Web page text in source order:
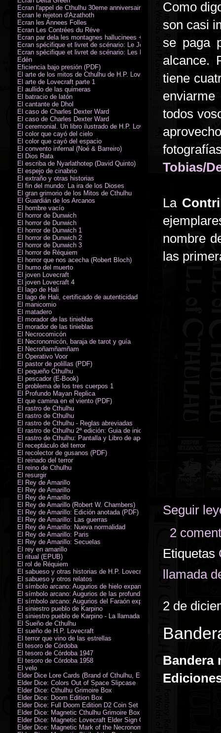
Como
son casi
se paga
alcance.
tiene
todos
Tobias/
La
nombre
las
Seguir
2
Etiquetas
llamada
2 de
Bandera
Ecran l'appel de Cthulhu 30eme anniversaire
Ecran le rejeton d'Azathoth
Ecran les Annees Folles
Ecran Les Contrées du Réve
Ecran par dela les montagnes hallucinees + kit d'expedition
Ecran spécifique et livret de scénario: Le Jour de la Bête
Ecran spécifique et livret de scénario: Les Masques de Nyarlathotep
Edén
Eficiencia bajo presión (PDF)
El arte de los mitos de Cthulhu de H.P. Lovecraft
El arte de Lovecraft parte 1
El aullido de las quimeras
El batracio de latón
El cantante de Dhol
El caso de Charles Dexter Ward
El caso de Charles Dexter Ward
El ceremonial. Un libro ilustrado de H.P. Lovecraft
El color que cayó del cielo
El color que cayó del espacio
El convento infernal (Noé & Barreiro)
El Dios Rata
El escriba de Nyarlathotep (David Quinto)
El espejo de cinabrio
El extraño y otras historias
El fin del mundo: La ira de los Dioses
El gran grimorio de los Mitos de Cthulhu
El Guardián de los Arcanos
El hombre vacío
El horror de Dunwich
El horror de Dunwich
El horror de Dunwich 1
El horror de Dunwich 2
El horror de Dunwich 3
El horror de Réquiem
El horror que nos acecha (Robert Bloch)
El humo del muerto
El joven Lovecraft
El joven Lovecraft 4
El lago de Hali
El lago de Hali, certificado de autenticidad
El manicomio
El matadero
El morador de las tinieblas
El morador de las tinieblas
El Necrocomicón
El Necronomicón, baraja de tarot y guía
El Necroñamñamñam
El Operativo Voor
El pastor de polillas (PDF)
El pequeño Cthulhu
El pescador (E-Book)
El problema de los tres cuerpos 1
El Profundo Mayan Replica
El que camina en el viento (PDF)
El rastro de Cthulhu
El rastro de Cthulhu
El rastro de Cthulhu - Reglas abreviadas
El rastro de Cthulhu 2ª edición: Guia de inicio (PDF)
El rastro de Cthulhu: Pantalla y Libro de apoyo del Guardián
El receptáculo del terror
El recolector de gusanos (PDF)
El reinado del terror
El reino de Cthulhu
El resurgir
El Rey de Amarillo
El Rey de Amarillo
El Rey de Amarillo
El Rey de Amarillo (Robert W. Chambers)
El Rey de Amarillo: Edición anotada (PDF)
El Rey de Amarillo: Las guerras
El Rey de Amarillo: Nueva normalidad
El Rey de Amarillo: Paris
El Rey de Amarillo: Secuelas
El rey en amarillo
El ritual (EPUB)
El rol de Réquiem
El sabueso y otras historias de H.P. Lovecraft
El sabueso y otros relatos
El símbolo arcano: Augurios de hielo expansión
El símbolo arcano: Augurios de las profundidades expansión
El símbolo arcano: Augurios del Faraón expansión
El siniestro pueblo de Karpino
El siniestro pueblo de Karpino - La llamada de Cthulhu
El Sueño de Cthulhu
El sueño de H.P. Lovecraft
El terror que vino de las estrellas
El tesoro de Córdoba
El tesoro de Córdoba 1947
El tesoro de Córdoba 1958
El velo
Elder Dice Lore Cards (Brand of Cthulhu, Elder Sign, Astral Elder Sign)
Elder Dice: Colors Out of Space Slipcase
Elder Dice: Cthulhu Grimoire Box
Elder Dice: Doom Edition Box
Elder Dice: Full Doom Edition D2 Coin Set
Elder Dice: Magnetic Cthulhu Grimoire Box
Elder Dice: Magnetic Lovecraft Elder Sign Grimoire Box
Elder Dice: Magnetic Mark of the Necronomicon Grimoire Box